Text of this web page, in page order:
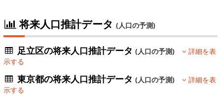
将来人口推計データ (人口の予測)
足立区の将来人口推計データ(人口の予測)
詳細を表
示する
東京都の将来人口推計データ(人口の予測)
詳細を表
示する